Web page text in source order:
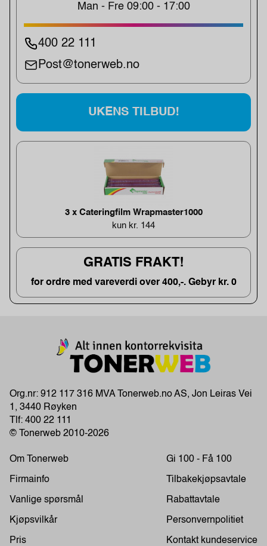
Man - Fre 09:00 - 17:00
400 22 111
Post@tonerweb.no
UKENS TILBUD!
3 x Cateringfilm Wrapmaster1000
kun kr. 144
GRATIS FRAKT!
for ordre med vareverdi over 400,-. Gebyr kr. 0
Org.nr: 912 117 316 MVA Tonerweb.no AS, Jon Leiras Vei
1, 3440 Røyken
Tlf: 400 22 111
© Tonerweb 2010-2026
Om Tonerweb
Firmainfo
Vanlige spørsmål
Kjøpsvilkår
Pris
Gi 100 - Få 100
Tilbakekjøpsavtale
Rabattavtale
Personvernpolitiet
Kontakt kundeservice